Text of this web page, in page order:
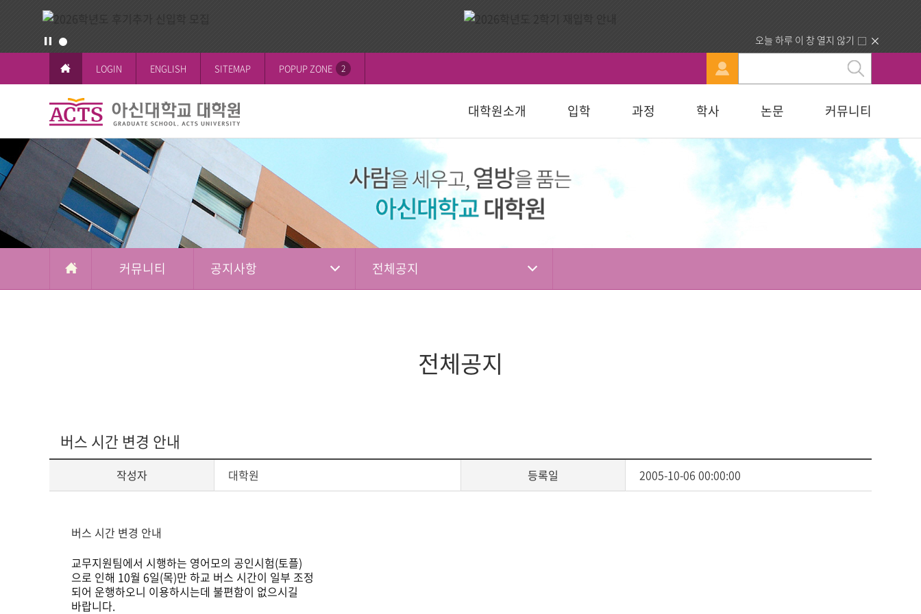
오늘 하루 이 창 열지 않기
LOGIN ENGLISH SITEMAP POPUP ZONE 2
대학원소개
교육이념과 비전
교육대학원
복지대학원
행정부서 안내
찾아오시는길
입학
공지사항 모집요강
일반대학원
신학대학원
선교대학원
교육대학원
상담대학원
다문화교육복지대학원
묻고답하기
합격자조회/고지서출력
입학원서접수
과정
일반대학원
철학박사(Ph.D.)
신학박사(Th.D.)
석박사통합과정
석사과정
신학대학원
성경강해학(Th.M.)
목회학석사
문학석사
교육대학원
교육학석사
다문화교육복지대학원
학사
학사일정 학칙 및 규정 휴·복학 안내
시험 및 성적안내 장학안내
논문
논문작성안내 논문심사일정 연구윤리자료실
커뮤니티
공지사항
전체공지
일반대학원
신학대학원
선교대학원
교육대학원
상담대학원
묻고답하기 청빙게시판
뮤
니
티
커뮤니티 공지사항 전체공지
전체공지
버스 시간 변경 안내
작성자 대학원 등록일 2005-10-06 00:00:00
게
글
본
문
버스 시간 변경 안내
교무지원팀에서 시행하는 영어모의 공인시험(토플)
으로 인해 10월 6일(목)만 하교 버스 시간이 일부 조정
되어 운행하오니 이용하시는데 불편함이 없으시길
바랍니다.